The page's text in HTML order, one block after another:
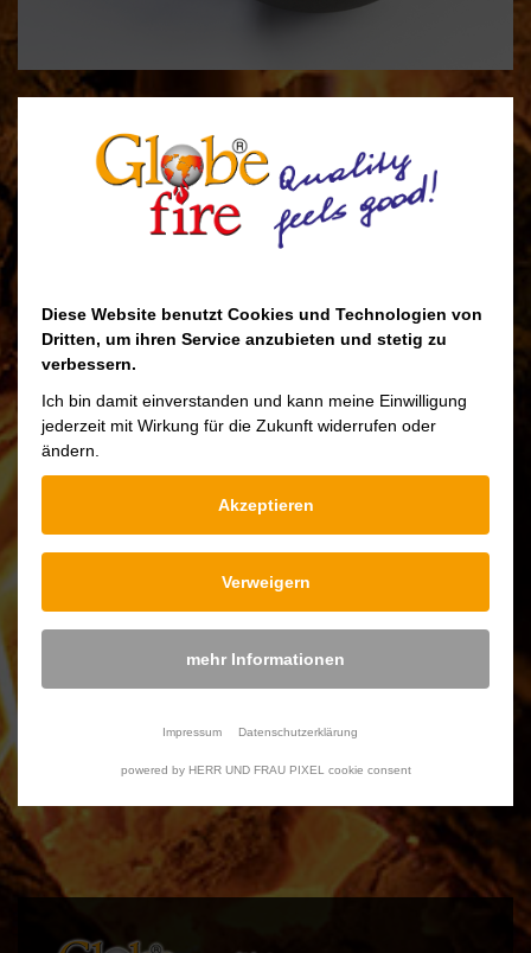
durable, regardez le téléchargement ci-
dessous.
Pflege Gusseisernen Kochgeschirr
Poids 3 Kg
Diese Website benutzt Cookies und Technologien von
Dritten, um ihren Service anzubieten und stetig zu
verbessern.
Ich bin damit einverstanden und kann meine Einwilligung
jederzeit mit Wirkung für die Zukunft widerrufen oder
ändern.
Akzeptieren
Verweigern
mehr Informationen
Impressum Datenschutzerklärung
powered by HERR UND FRAU PIXEL cookie consent